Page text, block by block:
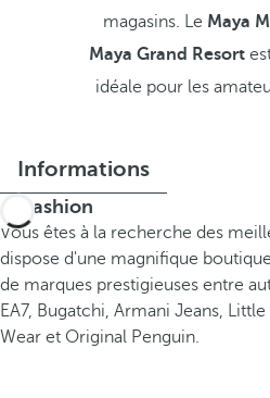
magasins. Le Maya
Maya Grand Resort
idéale pour les
Informations
B-Fashion
Vous êtes à la recherche des
dispose d'une magnifique
de marques prestigieuses entre
EA7, Bugatchi, Armani Jeans,
Wear et Original Penguin.